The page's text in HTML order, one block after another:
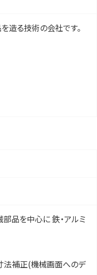
造る技術の会社です。
品を中心に 鉄・アルミ
法補正(機械画面へのデ